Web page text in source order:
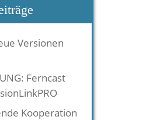
Versionen
Ferncast
Kooperation